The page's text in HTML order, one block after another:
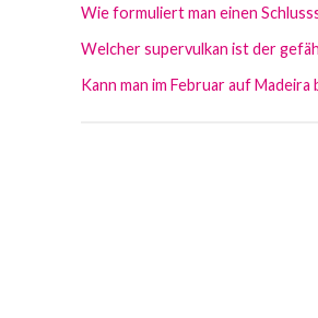
Wie formuliert man einen
Welcher supervulkan ist der
Kann man im Februar auf Madeira